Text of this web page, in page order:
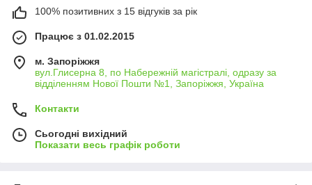
100% позитивних з 15 відгуків за рік
Працює з 01.02.2015
м. Запоріжжя
вул.Глисерна 8, по Набережній магістралі, одразу за
відділенням Нової Пошти №1, Запоріжжя, Україна
Контакти
Сьогодні вихідний
Показати весь графік роботи